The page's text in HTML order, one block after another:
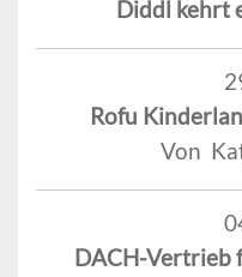
Diddl kehrt
Rofu
Von
DACH-Vertrieb